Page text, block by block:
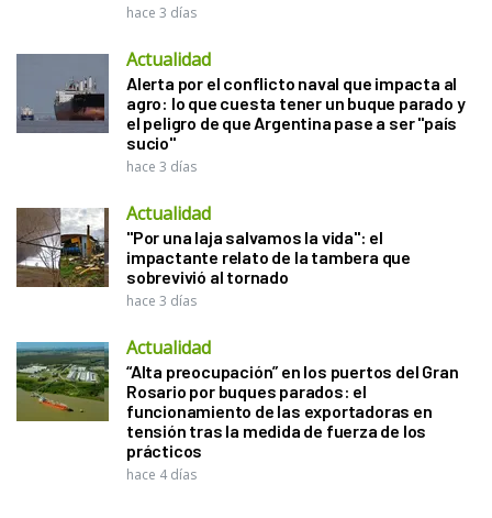
hace 3 días
Actualidad
Alerta por el conflicto naval que impacta al
agro: lo que cuesta tener un buque parado y
el peligro de que Argentina pase a ser "país
sucio"
hace 3 días
Actualidad
"Por una laja salvamos la vida": el
impactante relato de la tambera que
sobrevivió al tornado
hace 3 días
Actualidad
“Alta preocupación” en los puertos del Gran
Rosario por buques parados: el
funcionamiento de las exportadoras en
tensión tras la medida de fuerza de los
prácticos
hace 4 días